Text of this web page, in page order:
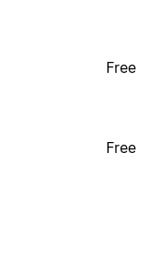
Free
Free